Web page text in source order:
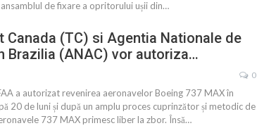
de fixare a opritorului ușii din…
Canada (TC) si Agentia Nationale de
Brazilia (ANAC) vor autoriza…
0
a autorizat revenirea aeronavelor Boeing 737 MAX în
20 de luni și după un amplu proces cuprinzător și metodic de
737 MAX primesc liber la zbor. Însă…